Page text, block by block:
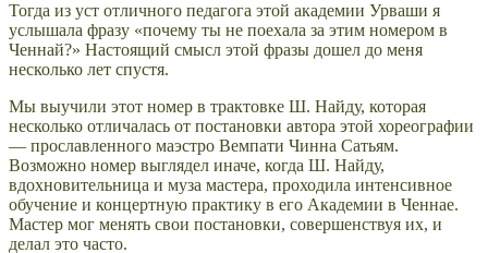
Тогда из уст отличного педагога этой академии Урваши я
услышала фразу «почему ты не поехала за этим номером в
Ченнай?» Настоящий смысл этой фразы дошел до меня
несколько лет спустя.
Мы выучили этот номер в трактовке Ш. Найду, которая
несколько отличалась от постановки автора этой хореографии
— прославленного маэстро Вемпати Чинна Сатьям.
Возможно номер выглядел иначе, когда Ш. Найду,
вдохновительница и муза мастера, проходила интенсивное
обучение и концертную практику в его Академии в Ченнае.
Мастер мог менять свои постановки, совершенствуя их, и
делал это часто.